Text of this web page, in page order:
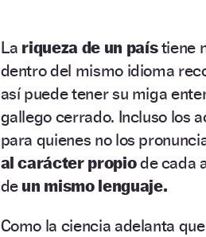
La riqueza de un paístiene
dentro del mismo idioma
así puede tener su miga
gallego cerrado. Incluso los
para quienes no los
al carácter propiode cada
de un mismo lenguaje.
Como la ciencia adelanta